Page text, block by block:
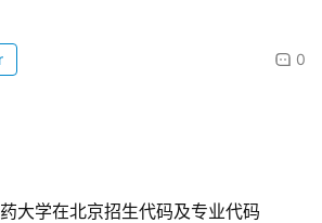
0
大学在北京招生代码及专业代码